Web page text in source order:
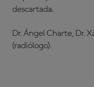
descartada.
Dr. Ángel Charte, Dr.
(radiólogo).